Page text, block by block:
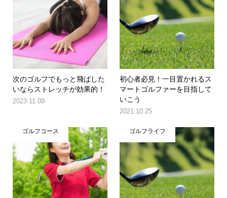
次のゴルフでもっと飛ばした
いならストレッチが効果的！
2023.11.09
初心者必見！一目置かれるス
マートゴルファーを目指して
いこう
2021.10.25
ゴルフコース ゴルフライフ